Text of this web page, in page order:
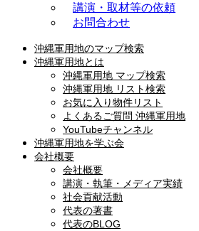
講演・取材等の依頼
お問合わせ
沖縄軍用地のマップ検索
沖縄軍用地とは
沖縄軍用地 マップ検索
沖縄軍用地 リスト検索
お気に入り物件リスト
よくあるご質問 沖縄軍用地
YouTubeチャンネル
沖縄軍用地を学ぶ会
会社概要
会社概要
講演・執筆・メディア実績
社会貢献活動
代表の著書
代表のBLOG